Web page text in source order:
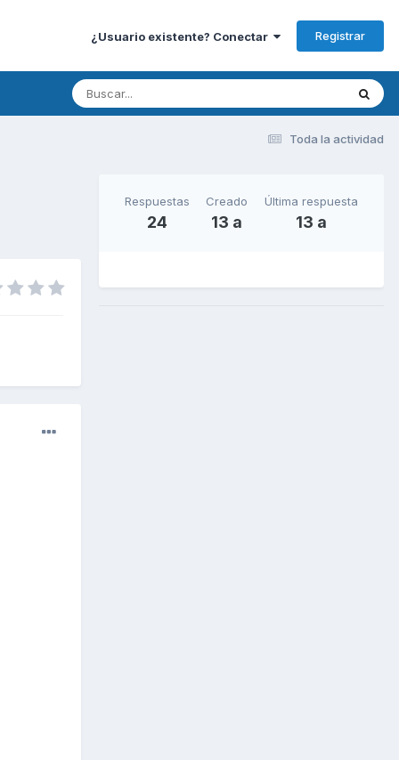
¿Usuario existente? Conectar Registrar
Toda la actividad
Respuestas
24
Creado
13 a
Última respuesta
13 a